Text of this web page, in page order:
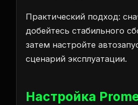
Практический подход:
добейтесь стабильного
затем настройте
сценарий эксплуатации.
Настройка